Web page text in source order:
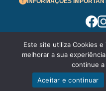
© 2026
Política
Este site utiliza Cookies
melhorar a sua
continue
Aceitar e continuar